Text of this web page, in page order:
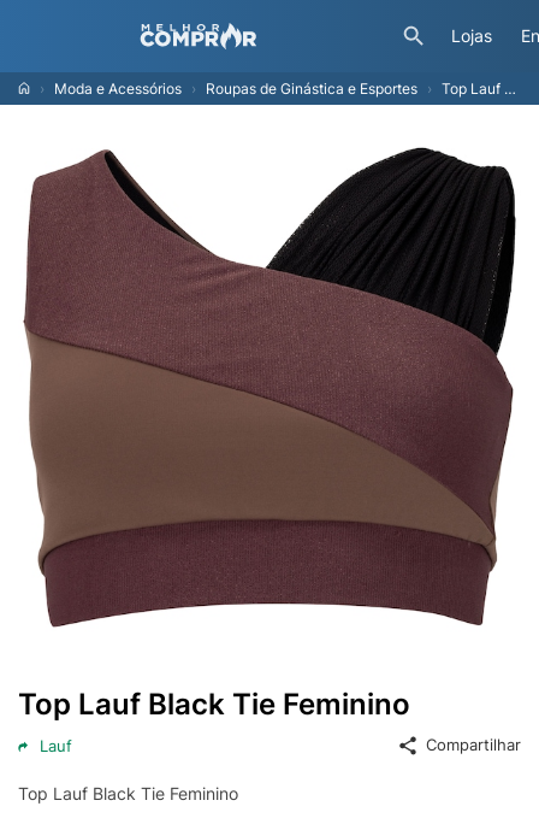
Lojas
Moda e Acessórios Roupas de Ginástica e Esportes Top Lauf Black Tie Feminino
Top Lauf Black Tie Feminino
Lauf Compartilhar
Top Lauf Black Tie Feminino